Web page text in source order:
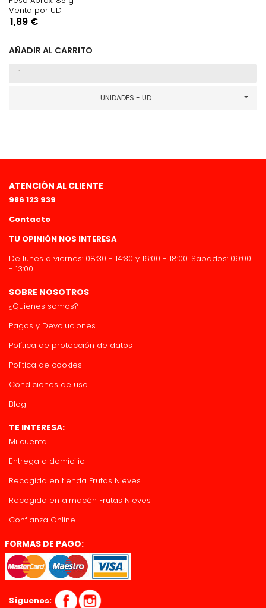
Venta por UD
Precio
1,89 €
AÑADIR AL CARRITO
UNIDADES - UD
ATENCIÓN AL CLIENTE
986 123 939
Contacto
TU OPINIÓN NOS INTERESA
De lunes a viernes: 08:30 - 14:30 y 16:00 - 18:00. Sábados: 09:00
- 13:00.
SOBRE NOSOTROS
¿Quienes somos?
Pagos y Devoluciones
Política de protección de datos
Política de cookies
Condiciones de uso
Blog
TE INTERESA:
Mi cuenta
Entrega a domicilio
Recogida en tienda Frutas Nieves
Recogida en almacén Frutas Nieves
Confianza Online
FORMAS DE PAGO:
Síguenos: